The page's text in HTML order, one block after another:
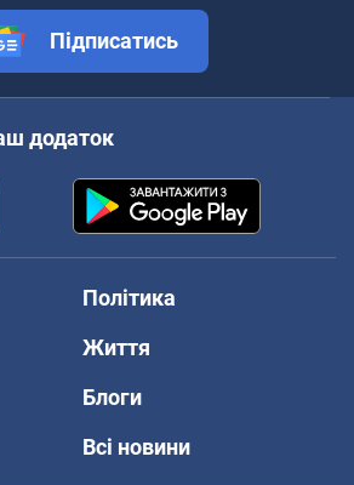
Підписатись
додаток
Політика
Життя
Блоги
Всі новини